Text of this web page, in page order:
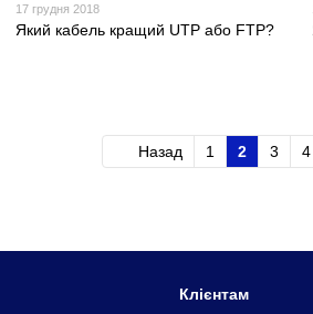
17 грудня 2018
Який кабель кращий UTP або FTP?
Назад 1 2 3 4
Клієнтам